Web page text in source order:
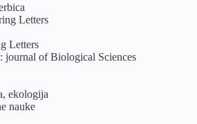
Letters
Letters
journal of Biological Sciences
ekologija
nauke